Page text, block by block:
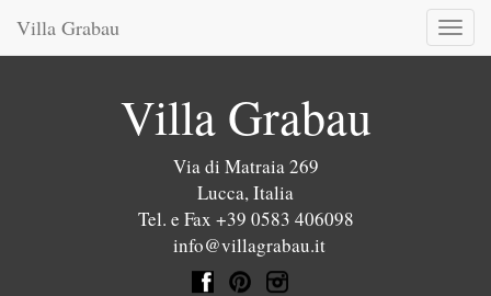
Toggle
Villa Grabau
Villa Grabau
Via di Matraia 269
Lucca,Italia
Tel. e Fax +39 0583 406098
info@villagrabau.it